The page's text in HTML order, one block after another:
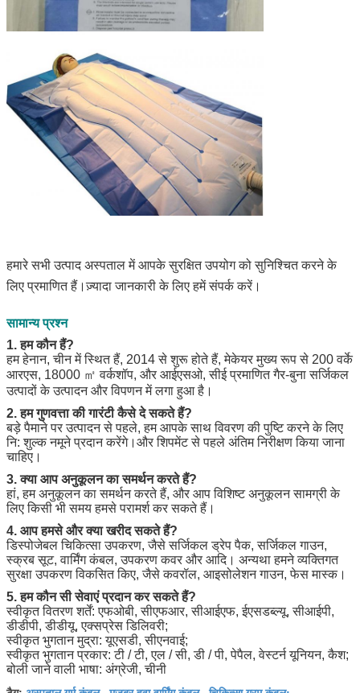
हमारे सभी उत्पाद अस्पताल में आपके सुरक्षित उपयोग को सुनिश्चित करने के
लिए प्रमाणित हैं।ज़्यादा जानकारी के लिए हमें संपर्क करें।
सामान्य प्रश्न
1. हम कौन हैं?
हम हेनान, चीन में स्थित हैं, 2014 से शुरू होते हैं, मेकेयर मुख्य रूप से 200 वर्के
आरएस, 18000 ㎡ वर्कशॉप, और आईएसओ, सीई प्रमाणित गैर-बुना सर्जिकल
उत्पादों के उत्पादन और विपणन में लगा हुआ है।
2. हम गुणवत्ता की गारंटी कैसे दे सकते हैं?
बड़े पैमाने पर उत्पादन से पहले, हम आपके साथ विवरण की पुष्टि करने के लिए
नि: शुल्क नमूने प्रदान करेंगे।और शिपमेंट से पहले अंतिम निरीक्षण किया जाना
चाहिए।
3. क्या आप अनुकूलन का समर्थन करते हैं?
हां, हम अनुकूलन का समर्थन करते हैं, और आप विशिष्ट अनुकूलन सामग्री के
लिए किसी भी समय हमसे परामर्श कर सकते हैं।
4. आप हमसे और क्या खरीद सकते हैं?
डिस्पोजेबल चिकित्सा उपकरण, जैसे सर्जिकल ड्रेप पैक, सर्जिकल गाउन,
स्क्रब सूट, वार्मिंग कंबल, उपकरण कवर और आदि। अन्यथा हमने व्यक्तिगत
सुरक्षा उपकरण विकसित किए, जैसे कवरॉल, आइसोलेशन गाउन, फेस मास्क।
5. हम कौन सी सेवाएं प्रदान कर सकते हैं?
स्वीकृत वितरण शर्तें: एफओबी, सीएफआर, सीआईएफ, ईएसडब्ल्यू, सीआईपी,
डीडीपी, डीडीयू, एक्सप्रेस डिलिवरी;
स्वीकृत भुगतान मुद्रा: यूएसडी, सीएनवाई;
स्वीकृत भुगतान प्रकार: टी / टी, एल / सी, डी / पी, पेपैल, वेस्टर्न यूनियन, कैश;
बोली जाने वाली भाषा: अंग्रेजी, चीनी